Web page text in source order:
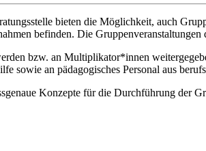
bieten die Möglichkeit, auch
befinden. Die
bzw. an Multiplikator*innen
sowie an pädagogisches Personal aus
Konzepte für die Durchführung der